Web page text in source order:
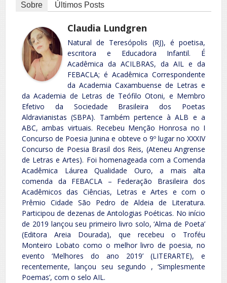
Sobre Últimos Posts
Claudia Lundgren
Natural de Teresópolis (RJ), é poetisa,
escritora e Educadora Infantil. É
Acadêmica da ACILBRAS, da AIL e da
FEBACLA; é Acadêmica Correspondente
da Academia Caxambuense de Letras e
da Academia de Letras de Teófilo Otoni, e Membro
Efetivo da Sociedade Brasileira dos Poetas
Aldravianistas (SBPA). Também pertence à ALB e a
ABC, ambas virtuais. Recebeu Menção Honrosa no I
Concurso de Poesia Junina e obteve o 9º lugar no XXXIV
Concurso de Poesia Brasil dos Reis, (Ateneu Angrense
de Letras e Artes). Foi homenageada com a Comenda
Acadêmica Láurea Qualidade Ouro, a mais alta
comenda da FEBACLA – Federação Brasileira dos
Acadêmicos das Ciências, Letras e Artes e com o
Prêmio Cidade São Pedro de Aldeia de Literatura.
Participou de dezenas de Antologias Poéticas. No início
de 2019 lançou seu primeiro livro solo, ‘Alma de Poeta’
(Editora Areia Dourada), que recebeu o Troféu
Monteiro Lobato como o melhor livro de poesia, no
evento ‘Melhores do ano 2019’ (LITERARTE), e
recentemente, lançou seu segundo , ‘Simplesmente
Poemas’, com o selo AIL.